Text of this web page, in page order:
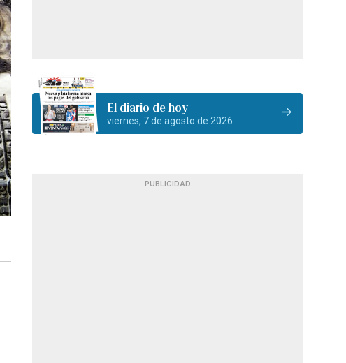
El diario de hoy
viernes, 7 de agosto de 2026
PUBLICIDAD